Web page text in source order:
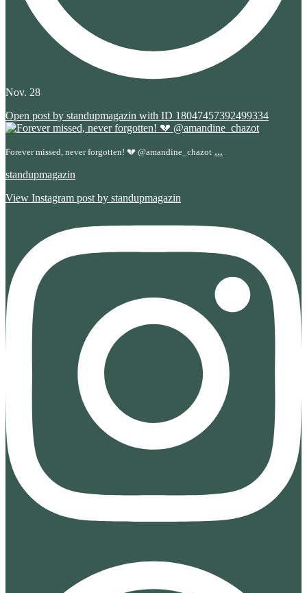
Nov. 28
Open post by standupmagazin with ID 18047457392499334
Forever missed, never forgotten! 💔 @amandine_chazot ...
standupmagazin
View Instagram post by standupmagazin